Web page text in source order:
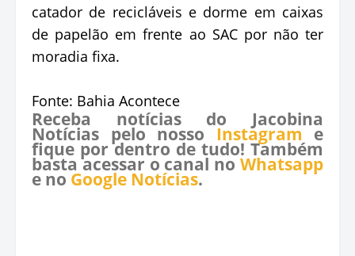
catador de recicláveis e dorme em caixas
de papelão em frente ao SAC por não ter
moradia fixa.
Fonte: Bahia Acontece
Receba notícias do Jacobina
Notícias pelo nosso Instagram e
fique por dentro de tudo! Também
basta acessar o canal no Whatsapp
e no Google Notícias.